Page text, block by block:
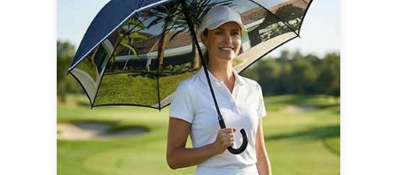
Over ons
Fabrieksreis
Kwaliteitscontrole